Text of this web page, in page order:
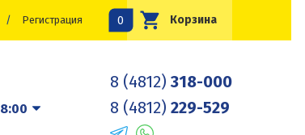
/ Регистрация Корзина
0
8 (4812) 318-000
8 (4812) 229-529